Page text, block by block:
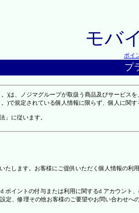
モバ
ポイ
プ
)は、ノジマグループが取扱う商品及びサービ
)で規定されている個人情報に限らず、個人に
」に従います。
します。お客様にご提供いただく個人情報の
イントの付与または利用に関するd アカウント
、修理その他お客様のご要望やお問い合わせへ